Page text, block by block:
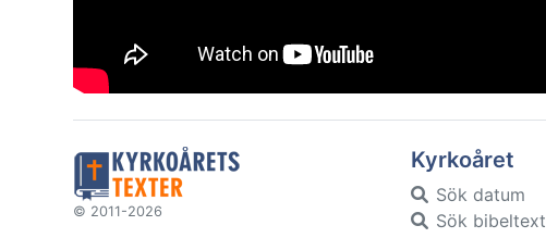
© 2011-2026
Kyrkoåret
Sök datum
Sök bibeltext